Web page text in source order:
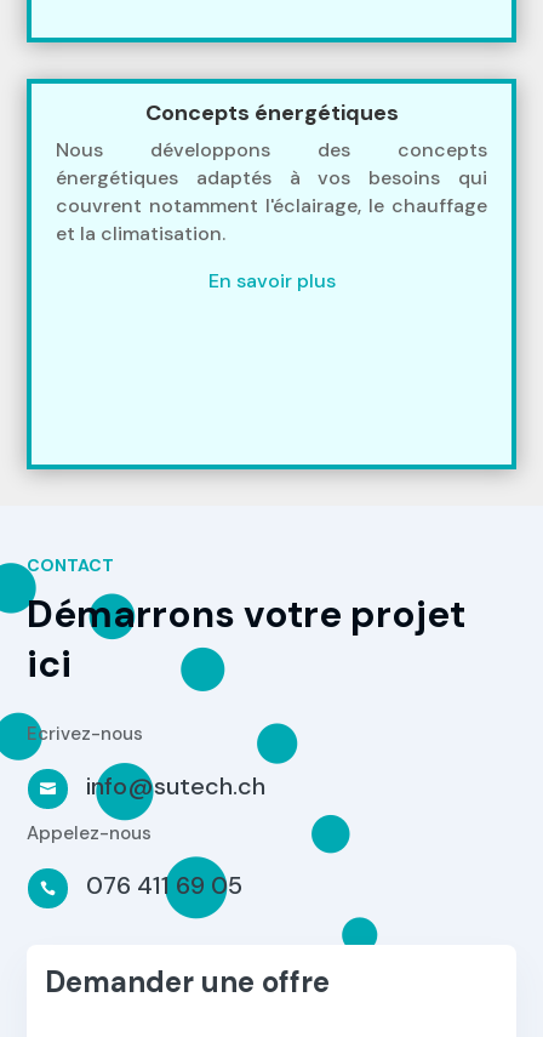
Concepts énergétiques
Nous développons des concepts
énergétiques adaptés à vos besoins qui
couvrent notamment l'éclairage, le chauffage
et la climatisation.
En savoir plus
CONTACT
Démarrons votre projet
ici
Ecrivez-nous
 info@sutech.ch
Appelez-nous
 076 411 69 05
Demander une offre